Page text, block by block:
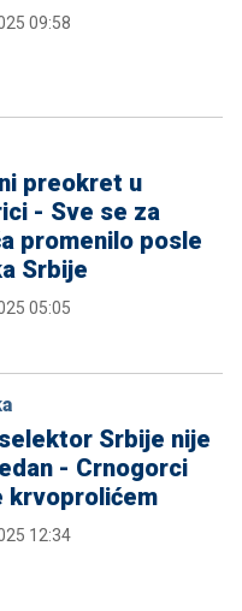
09:58
preokret u
- Sve se za
promenilo posle
Srbije
05:05
Srbije nije
- Crnogorci
krvoprolićem
12:34